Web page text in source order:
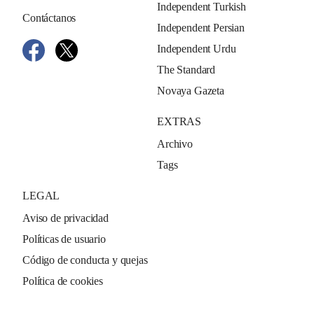
Contáctanos
Independent Turkish
Independent Persian
Independent Urdu
The Standard
Novaya Gazeta
EXTRAS
Archivo
Tags
LEGAL
Aviso de privacidad
Políticas de usuario
Código de conducta y quejas
Política de cookies